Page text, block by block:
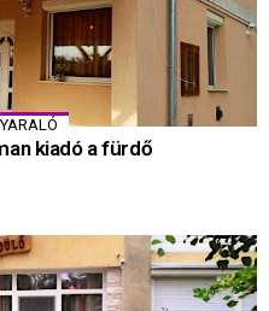
kiadó a fürdő